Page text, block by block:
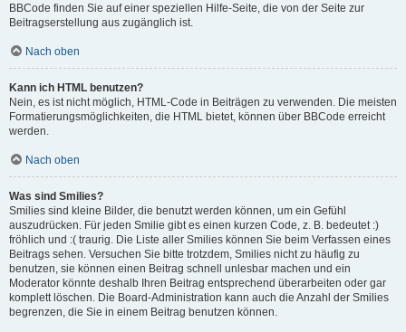
BBCode finden Sie auf einer speziellen Hilfe-Seite, die von der Seite zur
Beitragserstellung aus zugänglich ist.
Nach oben
Kann ich HTML benutzen?
Nein, es ist nicht möglich, HTML-Code in Beiträgen zu verwenden. Die meisten
Formatierungsmöglichkeiten, die HTML bietet, können über BBCode erreicht
werden.
Nach oben
Was sind Smilies?
Smilies sind kleine Bilder, die benutzt werden können, um ein Gefühl
auszudrücken. Für jeden Smilie gibt es einen kurzen Code, z. B. bedeutet :)
fröhlich und :( traurig. Die Liste aller Smilies können Sie beim Verfassen eines
Beitrags sehen. Versuchen Sie bitte trotzdem, Smilies nicht zu häufig zu
benutzen, sie können einen Beitrag schnell unlesbar machen und ein
Moderator könnte deshalb Ihren Beitrag entsprechend überarbeiten oder gar
komplett löschen. Die Board-Administration kann auch die Anzahl der Smilies
begrenzen, die Sie in einem Beitrag benutzen können.